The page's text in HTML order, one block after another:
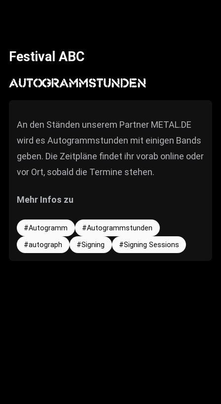
Info
Media
Kontakt
BARRIEREFREIHEIT
ONLINE
Rückblicke
Galerien
Festival ABC
AUTOGRAMMSTUNDEN
An den Ständen unserem Partner METAL.DE
wird es Autogrammstunden mit einigen Bands
geben. Die Zeitpläne findet ihr vorab online oder
vor Ort, sobald die Termine stehen.
Mehr Infos zu
Autogramm
Autogrammstunden
autograph
Signing Signing Sessions